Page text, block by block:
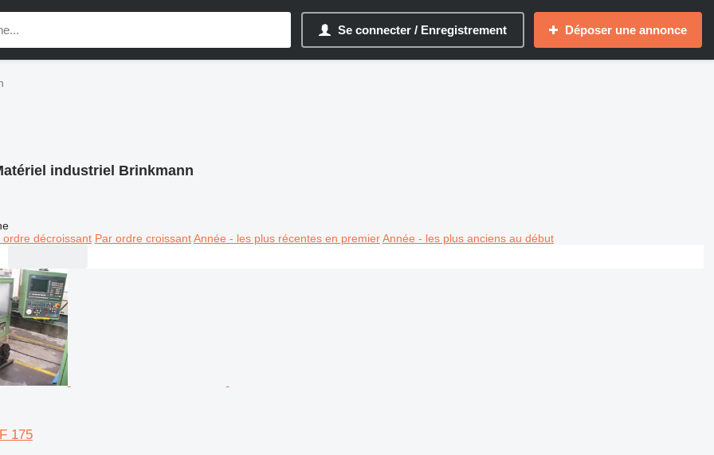
Se connecter / Enregistrement Déposer une annonce
industriel Brinkmann
ordre décroissant Par ordre croissant Année - les plus récentes en premier Année - les plus anciens au début
175